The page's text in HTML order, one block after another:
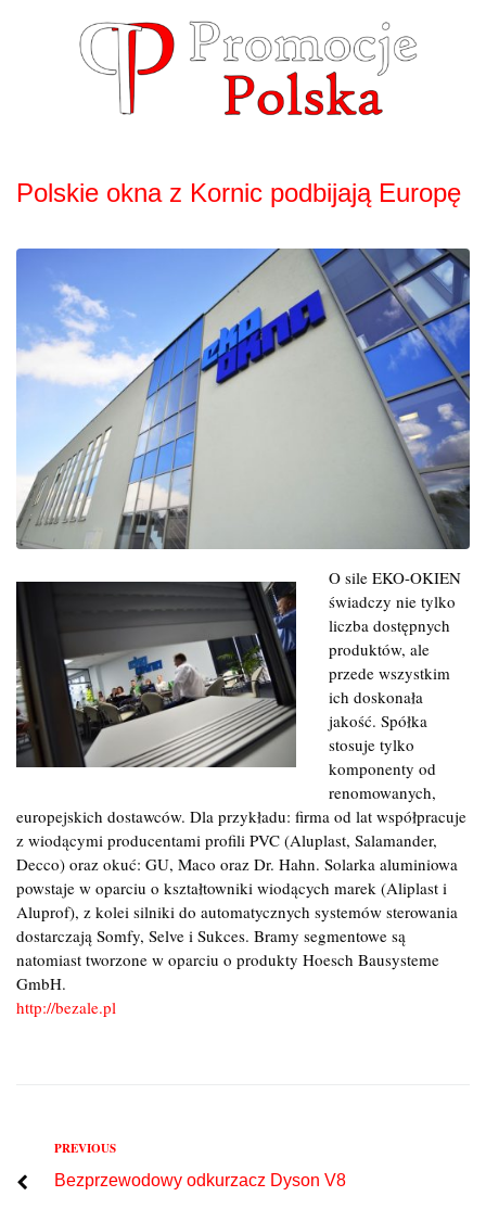
Polskie okna z Kornic podbijają Europę
O sile EKO-OKIEN
świadczy nie tylko
liczba dostępnych
produktów, ale
przede wszystkim
ich doskonała
jakość. Spółka
stosuje tylko
komponenty od
renomowanych,
europejskich dostawców. Dla przykładu: firma od lat współpracuje
z wiodącymi producentami profili PVC (Aluplast, Salamander,
Decco) oraz okuć: GU, Maco oraz Dr. Hahn. Solarka aluminiowa
powstaje w oparciu o kształtowniki wiodących marek (Aliplast i
Aluprof), z kolei silniki do automatycznych systemów sterowania
dostarczają Somfy, Selve i Sukces. Bramy segmentowe są
natomiast tworzone w oparciu o produkty Hoesch Bausysteme
GmbH.
http://bezale.pl
Nawigacja
wpisu
Previous
PREVIOUS
Bezprzewodowy odkurzacz Dyson V8